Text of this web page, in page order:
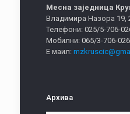
Месна заједница
Владимира Назора 19,
Телефони: 025/5-706-
Мобилни: 065/3-706-026
Е маил:
Архива